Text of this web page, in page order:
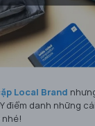
Local Brand
điểm danh những